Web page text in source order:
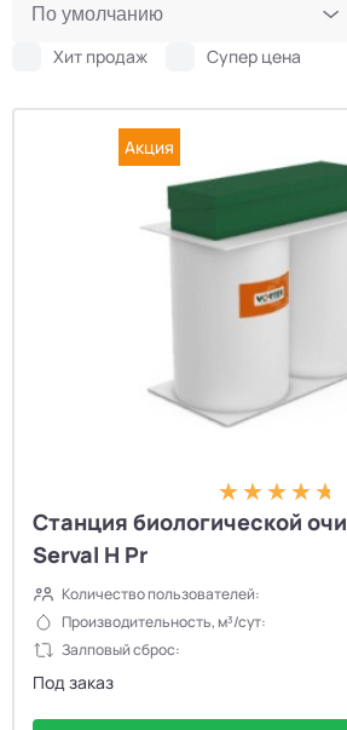
Хит продаж
Супер цена
Акция
Станция биологической
Serval H Pr
Количество пользователей:
Производительность, м³/сут:
Залповый сброс:
Под заказ